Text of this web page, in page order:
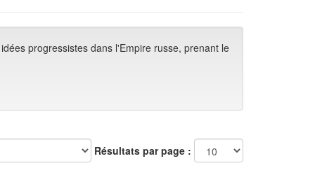
progressistes dans l'Empire russe, prenant le
Résultats par page :